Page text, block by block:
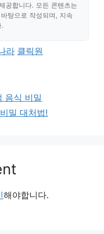
공합니다. 모든 콘텐츠는
탕으로 작성되며, 지속
.
라 클릭원
음식 비밀
밀 대처법!
해야합니다.